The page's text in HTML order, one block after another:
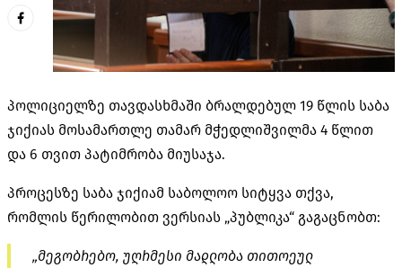
პოლიციელზე თავდასხმაში ბრალდებულ 19 წლის საბა
ჯიქიას მოსამართლე თამარ მჭედლიშვილმა 4 წლით
და 6 თვით პატიმრობა მიუსაჯა.
პროცესზე საბა ჯიქიამ საბოლოო სიტყვა თქვა,
რომლის წერილობით ვერსიას „პუბლიკა“ გაგაცნობთ:
„მეგობრებო, უღრმესი მადლობა თითოეულ